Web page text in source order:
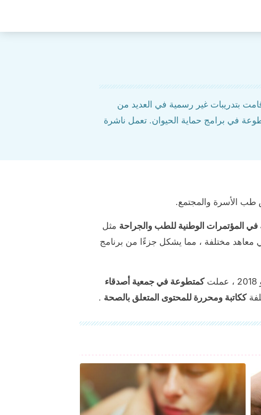
بتدريبات غير رسمية في العديد من
في برامج حماية الحيوان. تعمل ناشرة
المؤتمرات الوطنية للطب والجراحة مثل
معاهد مختلفة ، مما يشكل جزءًا من برنامج
كمتطوعة في جمعية أصدقاء
ككاتبة ومحررة للمحتوى المتعلق بالصحة .